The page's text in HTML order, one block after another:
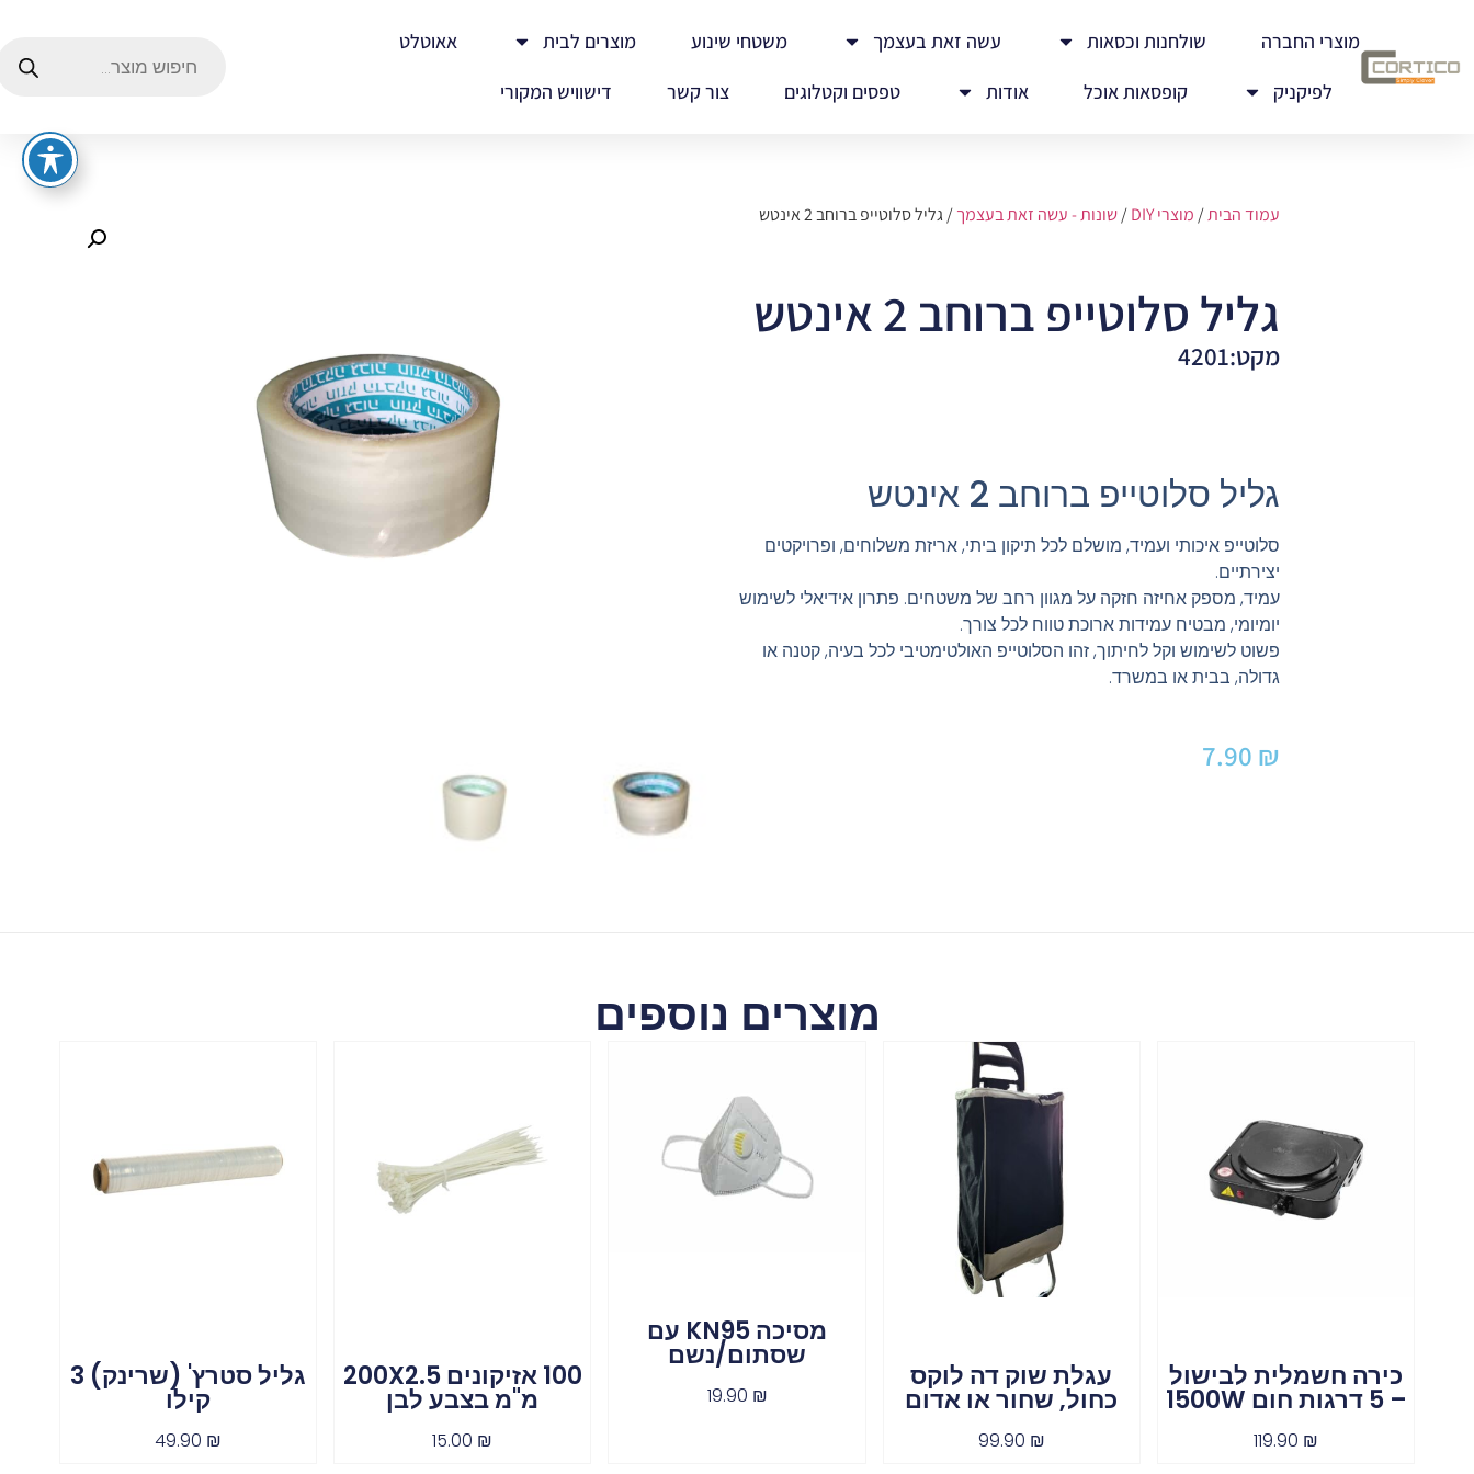
מוצרי החברה שולחנות וכסאות עשה זאת בעצמך משטחי שינוע מוצרים לבית
אאוטלט
לפיקניק
קופסאות אוכל אודות טפסים וקטלוגים צור קשר דישוויש המקורי
עמוד הבית/ מוצרי DIY /שונות - עשה זאת בעצמך/ גליל סלוטייפ ברוחב 2 אינטש
גליל סלוטייפ ברוחב 2 אינטש
מקט:4201
גליל סלוטייפ ברוחב 2 אינטש
סלוטייפ איכותי ועמיד, מושלם לכל תיקון ביתי, אריזת משלוחים, ופרויקטים
יצירתיים.
עמיד, מספק אחיזה חזקה על מגוון רחב של משטחים. פתרון אידיאלי לשימוש
יומיומי, מבטיח עמידות ארוכת טווח לכל צורך.
פשוט לשימוש וקל לחיתוך, זהו הסלוטייפ האולטימטיבי לכל בעיה, קטנה או
גדולה, בבית או במשרד.
7.90 ₪
מוצרים נוספים
כירה חשמלית לבישול
– 5 דרגות חום 1500W
119.90 ₪
עגלת שוק דה לוקס
כחול, שחור או אדום
99.90 ₪
מסיכה KN95 עם
שסתום/נשם
19.90 ₪
100 אזיקונים 200X2.5
מ"מ בצבע לבן
15.00 ₪
גליל סטרץ' (שרינק) 3
קילו
49.90 ₪